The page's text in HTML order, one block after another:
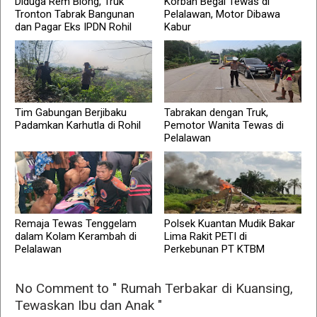
Tronton Tabrak Bangunan
dan Pagar Eks IPDN Rohil
Pelalawan, Motor Dibawa
Kabur
Tim Gabungan Berjibaku
Padamkan Karhutla di Rohil
Tabrakan dengan Truk,
Pemotor Wanita Tewas di
Pelalawan
Remaja Tewas Tenggelam
dalam Kolam Kerambah di
Pelalawan
Polsek Kuantan Mudik Bakar
Lima Rakit PETI di
Perkebunan PT KTBM
No Comment to " Rumah Terbakar di Kuansing,
Tewaskan Ibu dan Anak "